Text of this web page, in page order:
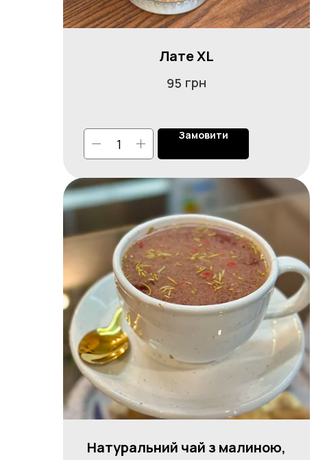
Лате XL
95 грн
Замовити
Натуральний чай з малиною,